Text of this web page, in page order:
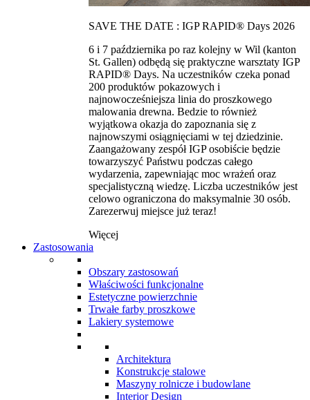
SAVE THE DATE : IGP RAPID® Days 2026
6 i 7 października po raz kolejny w Wil (kanton
St. Gallen) odbędą się praktyczne warsztaty IGP
RAPID® Days. Na uczestników czeka ponad
200 produktów pokazowych i
najnowocześniejsza linia do proszkowego
malowania drewna. Bedzie to również
wyjątkowa okazja do zapoznania się z
najnowszymi osiągnięciami w tej dziedzinie.
Zaangażowany zespół IGP osobiście będzie
towarzyszyć Państwu podczas całego
wydarzenia, zapewniając moc wrażeń oraz
specjalistyczną wiedzę. Liczba uczestników jest
celowo ograniczona do maksymalnie 30 osób.
Zarezerwuj miejsce już teraz!
Więcej
Zastosowania
Obszary zastosowań
Właściwości funkcjonalne
Estetyczne powierzchnie
Trwałe farby proszkowe
Lakiery systemowe
Architektura
Konstrukcje stalowe
Maszyny rolnicze i budowlane
Interior Design